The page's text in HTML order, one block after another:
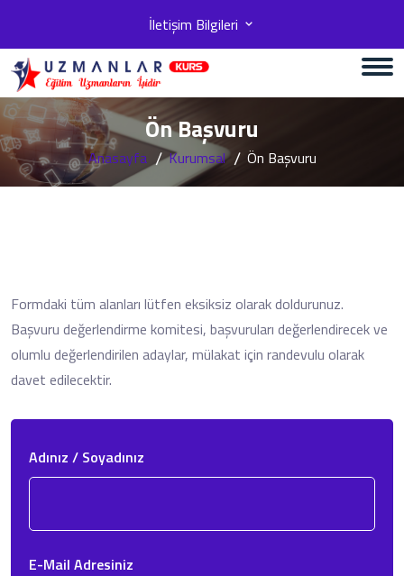
İletişim Bilgileri
Ön Başvuru
Anasayfa Kurumsal Ön Başvuru
Formdaki tüm alanları lütfen eksiksiz olarak doldurunuz.
Başvuru değerlendirme komitesi, başvuruları değerlendirecek ve
olumlu değerlendirilen adaylar, mülakat için randevulu olarak
davet edilecektir.
Adınız / Soyadınız
E-Mail Adresiniz